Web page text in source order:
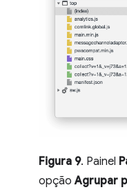
Figura 9. Painel
opçãoAgrupar